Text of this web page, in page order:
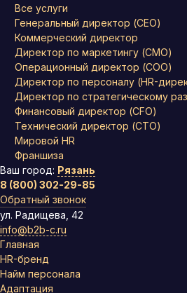
Все услуги
Генеральный директор (CEO)
Коммерческий директор
Директор по маркетингу (CMO)
Операционный директор (COO)
Директор по персоналу (HR-
Директор по стратегическому
Финансовый директор (CFO)
Технический директор (CTO)
Мировой HR
Франшиза
Ваш город: Рязань
8 (800) 302-29-85
Обратный звонок
ул. Радищева, 42
info@b2b-c.ru
Главная
HR-бренд
Найм персонала
Адаптация